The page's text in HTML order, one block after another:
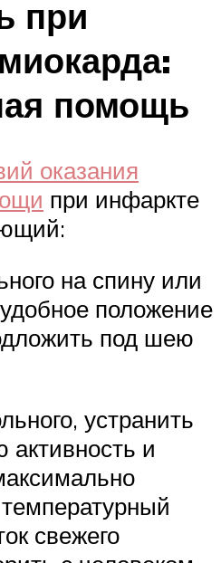
при
помощь
оказания
при инфаркте
на спину или
положение
под шею
устранить
активность и
свежего